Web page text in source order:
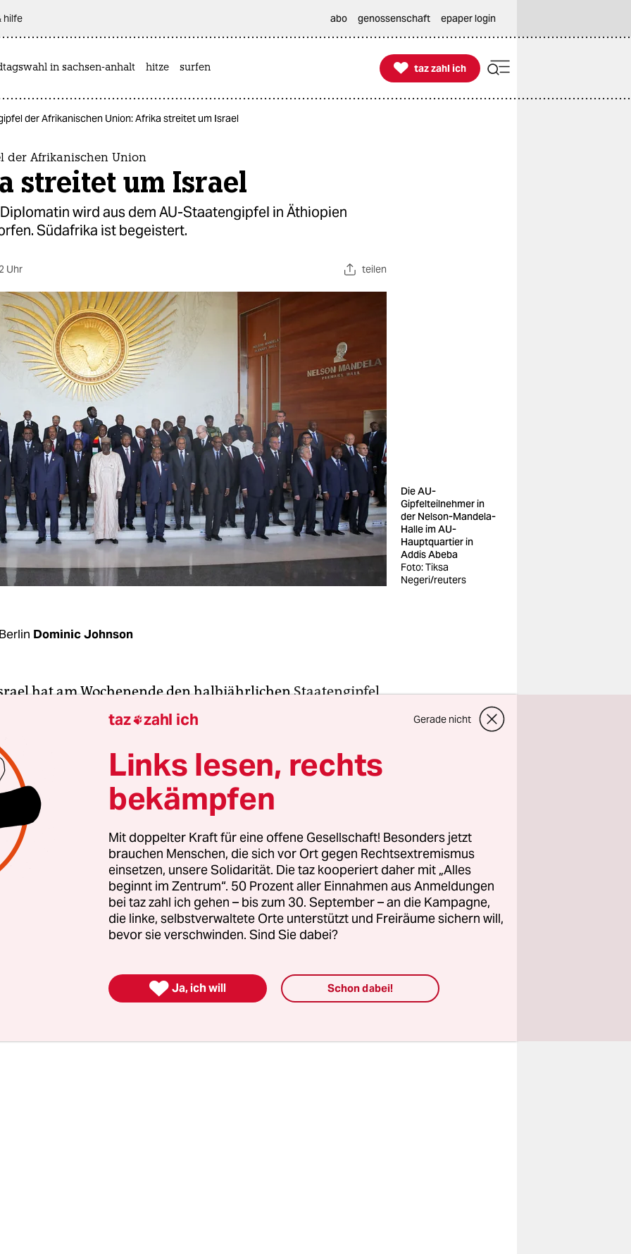
hilfe abo genossenschaft epaper login
in sachsen-anhalt hitze surfen 
taz zahl ich
taz zahl ich
der Afrikanischen Union: Afrika streitet um Israel
der Afrikanischen Union
streitet um Israel
wird aus dem AU-Staatengipfel in Äthiopien
Südafrika ist begeistert.
Uhr teilen
Die AU-
Gipfelteilnehmer in
der Nelson-Mandela-
Halle im AU-
Hauptquartier in
Addis Abeba
Foto: Tiksa
Negeri/reuters
Dominic Johnson
hat am Wochenende den halbjährlichenStaatengipfel
Union (AU)überschattet. Die israelische Diplomatin
Li, die für Israels Außenministerium das Treffen
sollte, wurde am Samstag morgen vom
aus dem Saal im AU-Kommissionsgebäude in
Addis Abeba hinauskomplimentiert, weil sie
sei, wie AU-Kommissionssprecherin Ebba Kalondo
2021 Beobach­ter­status bei der AU, ebenso wie seit 2013
Form der PLO. Aber dieser vor zwei Jahren von AU-
Moussa Faki Mohamedgetroffene Beschluss ist
nicht in Kraft und gilt faktisch nur provisorisch, da es
taz zahl ich Gerade nicht
Links lesen, rechts
bekämpfen
Mit doppelter Kraft für eine offene Gesellschaft! Besonders jetzt
brauchen Menschen, die sich vor Ort gegen Rechtsextremismus
einsetzen, unsere Solidarität. Die taz kooperiert daher mit „Alles
beginnt im Zentrum“. 50 Prozent aller Einnahmen aus Anmeldungen
bei taz zahl ich gehen – bis zum 30. September – an die Kampagne,
die linke, selbstverwaltete Orte unterstützt und Freiräume sichern will,
bevor sie verschwinden. Sind Sie dabei?
 Ja, ich will Schon dabei!